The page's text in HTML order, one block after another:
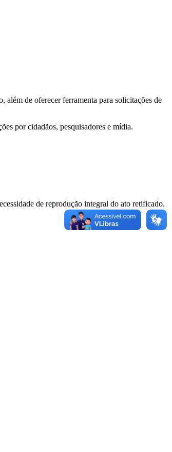
de oferecer ferramenta para solicitações de
por cidadãos, pesquisadores e mídia.
de reprodução integral do ato retificado.